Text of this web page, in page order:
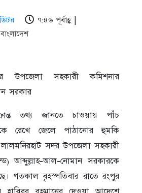
৭:৪৬ পূর্বাহ্ণ |
বাংলাদেশ
উপজেলা সহকারী কমিশনার
সরকার
তথ্য জানতে চাওয়ায় পাঁচ
রেখে জেলে পাঠানোর হুমকি
সদর উপজেলা সহকারী
আব্দুল্লাহ-আল-নোমান সরকারকে
গতকাল বৃহস্পতিবার রাতে রংপুর